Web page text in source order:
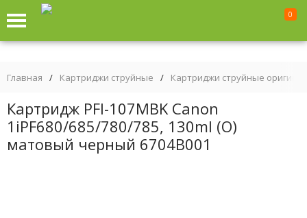
0
Главная / Картриджи струйные / Картриджи струйные
Картридж PFI-107MBK Canon
1iPF680/685/780/785, 130ml (О)
матовый черный 6704B001